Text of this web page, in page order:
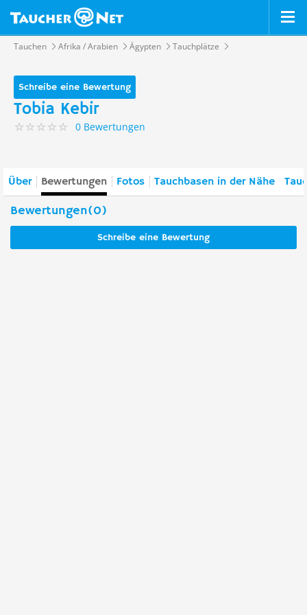
Tauchen Afrika / Arabien Ägypten Tauchplätze
Schreibe eine Bewertung
Tobia Kebir
0 Bewertungen
Über Bewertungen Fotos Tauchbasen in der Nähe
Bewertungen(0)
Schreibe eine Bewertung